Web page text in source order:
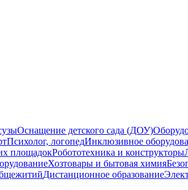
Оснащение детского сада (ДОУ)
Психолог, логопедИнклюзивное
площадокРобототехника и конструкторы
Хозтовары и бытовая химия
Дистанционное образование